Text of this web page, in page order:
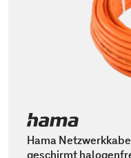
Hama
geschirmt